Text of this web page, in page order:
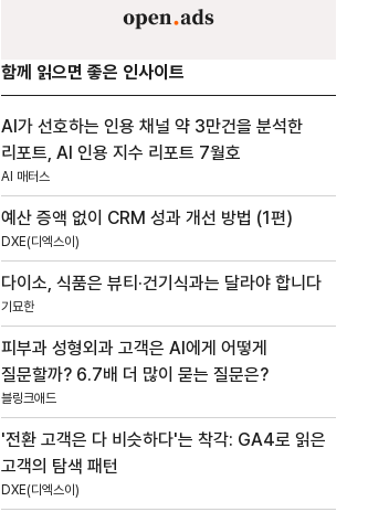
함께 읽으면 좋은 인사이트
AI가 선호하는 인용 채널 약 3만건을 분석한
리포트, AI 인용 지수 리포트 7월호
AI 매터스
예산 증액 없이 CRM 성과 개선 방법 (1편)
DXE(디엑스이)
다이소, 식품은 뷰티·건기식과는 달라야 합니다
기묘한
피부과 성형외과 고객은 AI에게 어떻게
질문할까? 6.7배 더 많이 묻는 질문은?
블링크애드
'전환 고객은 다 비슷하다'는 착각: GA4로 읽은
고객의 탐색 패턴
DXE(디엑스이)